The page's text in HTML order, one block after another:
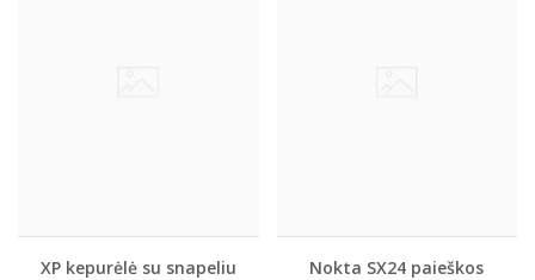
XP kepurėlė su snapeliu
Nokta SX24 paieškos